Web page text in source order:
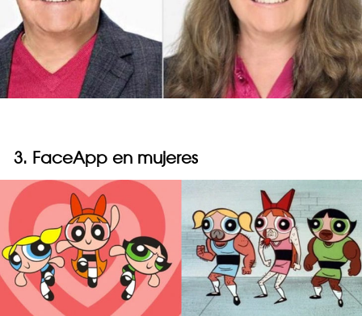
3. FaceApp en mujeres